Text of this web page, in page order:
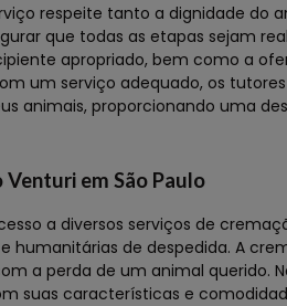
respeite tanto a dignidade do
que todas as etapas sejam
apropriado, bem como a
um serviço adequado, os
animais, proporcionando uma
Venturi em São Paulo
a diversos serviços de
humanitárias de despedida. A
a perda de um animal querido.
suas características e